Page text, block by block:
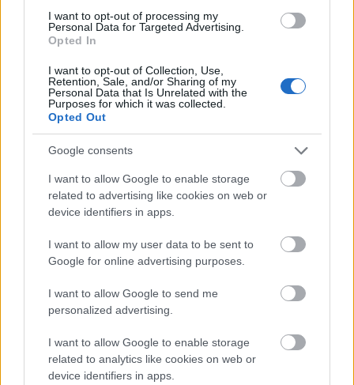
I want to opt-out of processing my
Personal Data for Targeted Advertising.
Opted In
I want to opt-out of Collection, Use,
Retention, Sale, and/or Sharing of my
Personal Data that Is Unrelated with the
Purposes for which it was collected.
Opted Out
Google consents
I want to allow Google to enable storage
related to advertising like cookies on web or
device identifiers in apps.
I want to allow my user data to be sent to
Google for online advertising purposes.
I want to allow Google to send me
personalized advertising.
I want to allow Google to enable storage
related to analytics like cookies on web or
device identifiers in apps.
Néhány nappal egy Hamlet után jutottam el a Pesti
Színházba, hogy hét év halogatás után végre
megnézzem a Lóvátett lovagok-at Rudolf Péter
rendezésében. Hét év rengeteg, a Víg 2017
szeptember 29-én még bőven Eszenyi-korszakát élte,
megvolt még a TAO-támogatás, egy járvány miatti
színházi szünetnek…